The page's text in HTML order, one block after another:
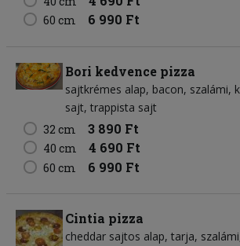
60 cm 6 990 Ft
Bori kedvence pizza
sajtkrémes alap bacon szalámi
sajt trappista sajt
32 cm
3 890 Ft
40 cm 4 690 Ft
60 cm 6 990 Ft
Cintia pizza
cheddar sajtos alap tarja szalámi